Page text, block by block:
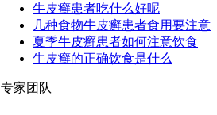
牛皮癣患者吃什么好呢
几种食物牛皮癣患者食用要注意
夏季牛皮癣患者如何注意饮食
牛皮癣的正确饮食是什么
专家团队